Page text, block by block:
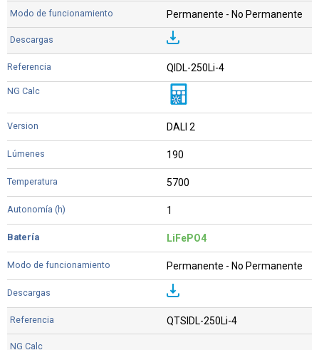
Permanente - No Permanente
QIDL-250Li-4
DALI 2
190
5700
1
LiFePO4
Permanente - No Permanente
QTSIDL-250Li-4